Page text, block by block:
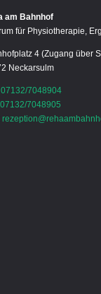
am Bahnhof
für Physiotherapie,
4 (Zugang über
Neckarsulm
07132/7048904
07132/7048905